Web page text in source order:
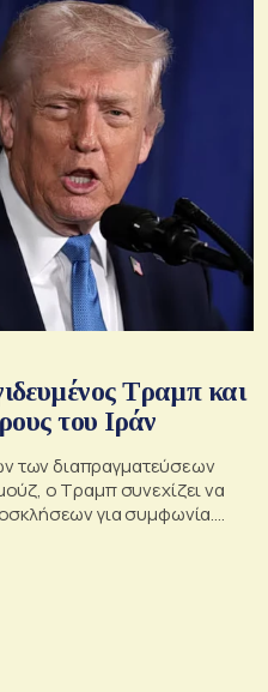
Τραμπ και
του Ιράν
των διαπραγματεύσεων
ο Τραμπ συνεχίζει να
για συμφωνία.